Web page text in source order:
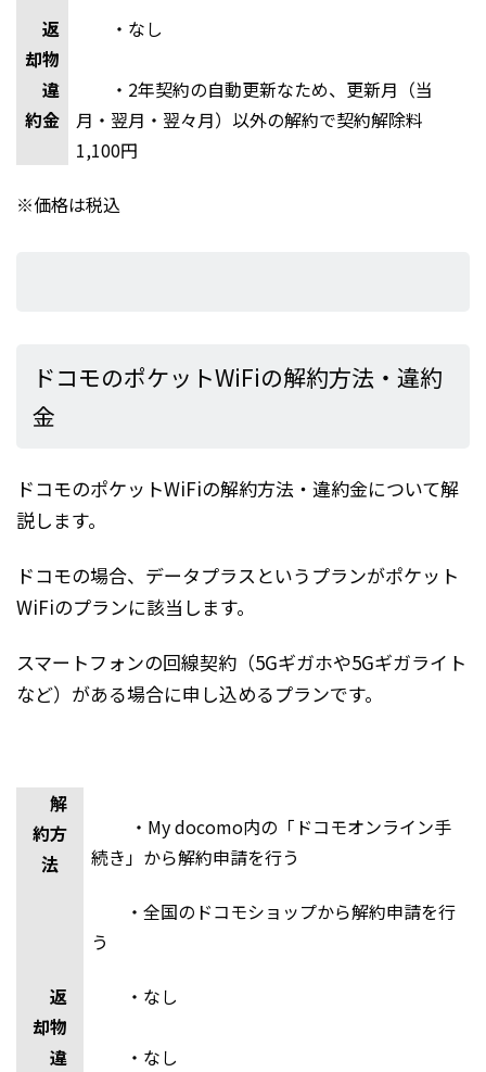
返
却物
・なし
違
約金
・2年契約の自動更新なため、更新月（当
月・翌月・翌々月）以外の解約で契約解除料
1,100円
※価格は税込
ドコモのポケットWiFiの解約方法・違約
金
ドコモのポケットWiFiの解約方法・違約金について解
説します。
ドコモの場合、データプラスというプランがポケット
WiFiのプランに該当します。
スマートフォンの回線契約（5Gギガホや5Gギガライト
など）がある場合に申し込めるプランです。
解
約方
法
・My docomo内の「ドコモオンライン手
続き」から解約申請を行う
・全国のドコモショップから解約申請を行
う
返
却物
・なし
違
・なし